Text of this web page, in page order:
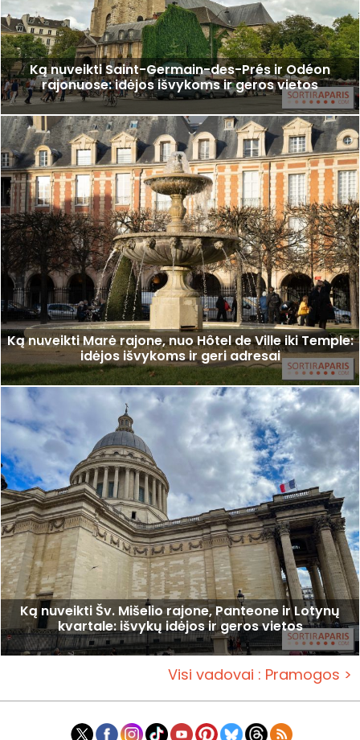
Ką nuveikti Saint-Germain-des-Prés ir Odéon
rajonuose: idėjos išvykoms ir geros vietos
Ką nuveikti Marė rajone, nuo Hôtel de Ville iki Temple:
idėjos išvykoms ir geri adresai
Ką nuveikti Šv. Mišelio rajone, Panteone ir Lotynų
kvartale: išvykų idėjos ir geros vietos
Visi vadovai : Pramogos >